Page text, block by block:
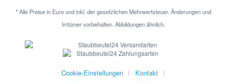
* Alle Preise in Euro und inkl. der gesetzlichen Mehrwertsteuer. Änderungen und
Irrtümer vorbehalten. Abbildungen ähnlich.
Cookie-Einstellungen
Kontakt